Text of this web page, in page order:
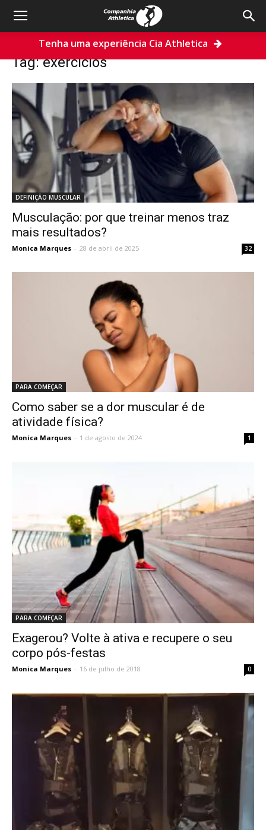
Tenha uma experiência Cia Athletica
Tags Exercícios
Tag: exercícios
DEFINIÇÃO MUSCULAR
Musculação: por que treinar menos traz
mais resultados?
Monica Marques - 28 de abril de 2025 32
PARA COMEÇAR
Como saber se a dor muscular é de
atividade física?
Monica Marques - 1 de agosto de 2024 1
PARA COMEÇAR
Exagerou? Volte à ativa e recupere o seu
corpo pós-festas
Monica Marques - 16 de julho de 2018 0